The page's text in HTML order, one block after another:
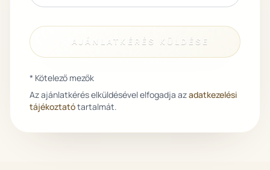
AJÁNLATKÉRÉS KÜLDÉSE
* Kötelező mezők
Az ajánlatkérés elküldésével elfogadja azadatkezelési
tájékoztatótartalmát.